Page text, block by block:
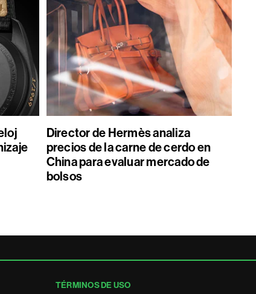
Director de Hermès analiza
precios de la carne de cerdo en
China para evaluar mercado de
bolsos
TÉRMINOS DE USO